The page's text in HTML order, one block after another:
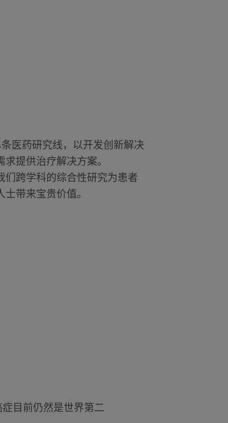
医药研究线，以开发创新解决
提供治疗解决方案。
们跨学科的综合性研究为患者
带来宝贵价值。
目前仍然是世界第二